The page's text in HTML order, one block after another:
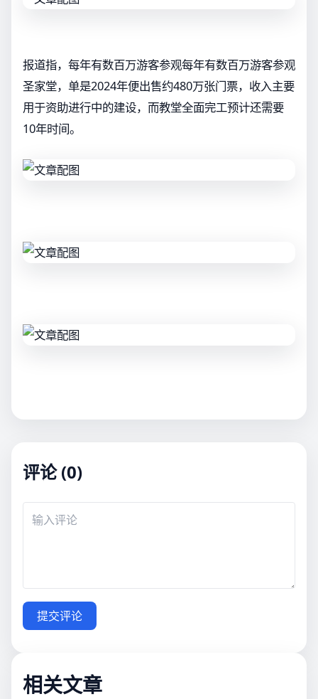
报道指，每年有数百万游客参观每年有数百万游客参观
圣家堂，单是2024年便出售约480万张门票，收入主要
用于资助进行中的建设，而教堂全面完工预计还需要
10年时间。
评论 (0)
提交评论
相关文章